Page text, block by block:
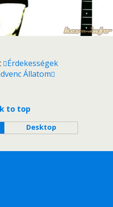
Érdekességek
Állatom
to top
Desktop